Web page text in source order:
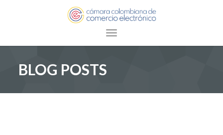
Toggle navigation
BLOG POSTS